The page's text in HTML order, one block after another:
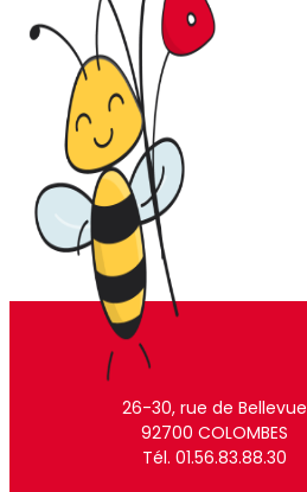
26-30, rue de Bellevue
92700 COLOMBES
Tél. 01.56.83.88.30